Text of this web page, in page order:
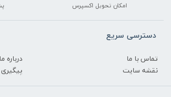
امکان تحویل اکسپرس
دسترسی سریع
تماس با ما درباره ما
نقشه سایت